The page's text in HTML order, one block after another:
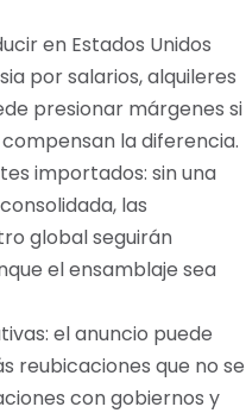
en Estados Unidos
por salarios, alquileres
presionar márgenes si
la diferencia.
importados: sin una
las
global seguirán
el ensamblaje sea
el anuncio puede
reubicaciones que no se
con gobiernos y